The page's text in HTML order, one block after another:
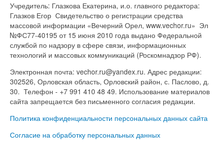
Учредитель: Глазкова Екатерина, и.о. главного редактора:
Глазков Егор Свидетельство о регистрации средства
массовой информации «Вечерний Орел, www.vechor.ru» Эл
№ФС77-40195 от 15 июня 2010 года выдано Федеральной
службой по надзору в сфере связи, информационных
технологий и массовых коммуникаций (Роскомнадзор РФ).
Электронная почта: vechor.ru@yandex.ru. Адрес редакции:
302526, Орловская область, Орловский район, с. Паслово, д.
30. Телефон - +7 991 410 48 49. Использование материалов
сайта запрещается без письменного согласия редакции.
Политика конфиденциальности персональных данных сайта
Согласие на обработку персональных данных